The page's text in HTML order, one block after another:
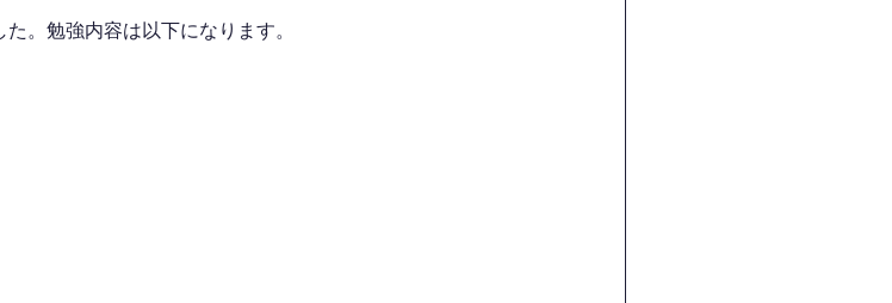
。勉強内容は以下になります。